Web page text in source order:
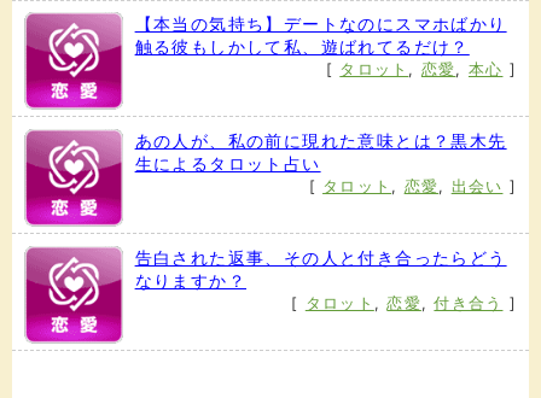
【本当の気持ち】デートなのにスマホばかり
触る彼もしかして私、遊ばれてるだけ？
[ タロット , 恋愛, 本心 ]
あの人が、私の前に現れた意味とは？黒木先
生によるタロット占い
[ タロット , 恋愛, 出会い ]
告白された返事、その人と付き合ったらどう
なりますか？
[ タロット ,恋愛,付き合う ]